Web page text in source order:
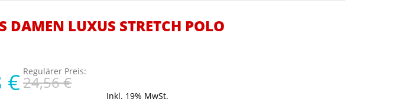
DAMEN LUXUS STRETCH POLO
€ Regulärer Preis:
24,56 €
Inkl. 19% MwSt.